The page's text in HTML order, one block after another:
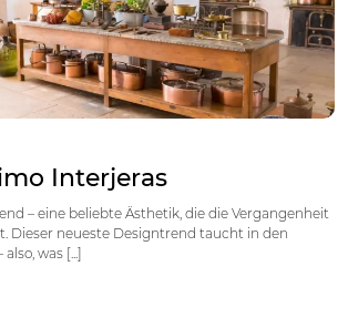
Interjeras
– eine beliebte Ästhetik, die die Vergangenheit
Dieser neueste Designtrend taucht in den
was [...]